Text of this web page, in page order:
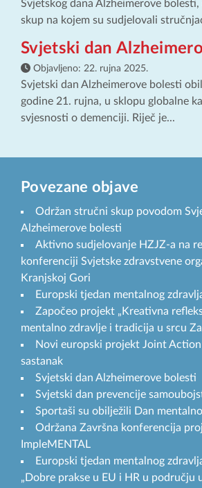
Svjetskog dana Alzheimerove
skup na kojem su sudjelovali
Svjetski dan
Objavljeno: 22. rujna 2025.
Svjetski dan Alzheimerove bolesti
godine 21. rujna, u sklopu globalne
svjesnosti o demenciji. Riječ je...
Povezane objave
Održan stručni skup povodom
Alzheimerove bolesti
Aktivno sudjelovanje HZJZ-a na
konferenciji Svjetske zdravstvene
Kranjskoj Gori
Europski tjedan mentalnog
Započeo projekt „Kreativna
mentalno zdravlje i tradicija u srcu
Novi europski projekt Joint
sastanak
Svjetski dan Alzheimerove bolesti
Svjetski dan prevencije
Sportaši su obilježili Dan
Održana Završna konferencija
ImpleMENTAL
Europski tjedan mentalnog
„Dobre prakse u EU i HR u području